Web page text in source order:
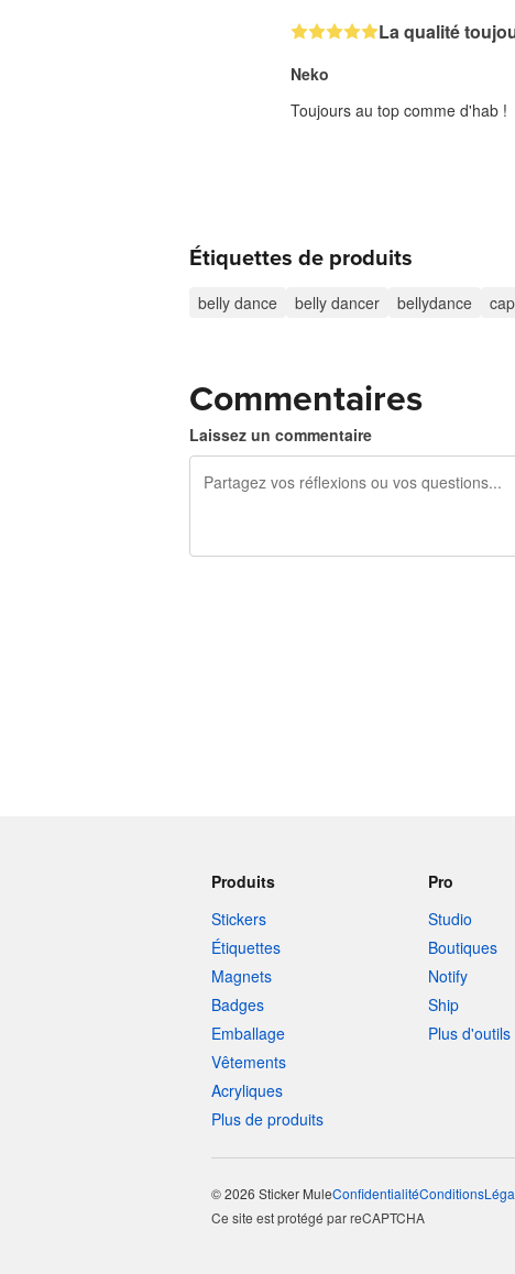
La qualité
Neko
Toujours au top comme d'hab !
Étiquettes de produits
belly dance belly dancer bellydance
Commentaires
Laissez un commentaire
Produits
Stickers
Étiquettes
Magnets
Badges
Emballage
Vêtements
Acryliques
Plus de produits
Pro
Studio
Boutiques
Notify
Ship
Plus d'outils
© 2026 Sticker MuleConfidentialitéConditions
Ce site est protégé par reCAPTCHA